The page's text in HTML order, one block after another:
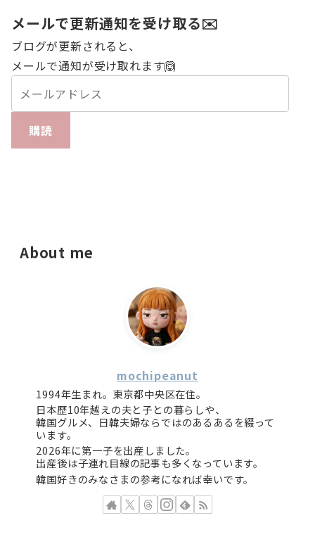
メールで更新通知を受け取る✉️
ブログが更新されると、
メールで通知が受け取れます🙆
購読
About me
mochipeanut
1994年生まれ。東京都中央区在住。
日本歴10年越えの夫と子との暮らしや、
韓国グルメ、日韓夫婦ならではのあるあるを綴って
います。
2026年に第一子を出産しました。
出産後は子連れ目線の記事も多くなっています。
韓国好きのみなさまの参考になれば幸いです。